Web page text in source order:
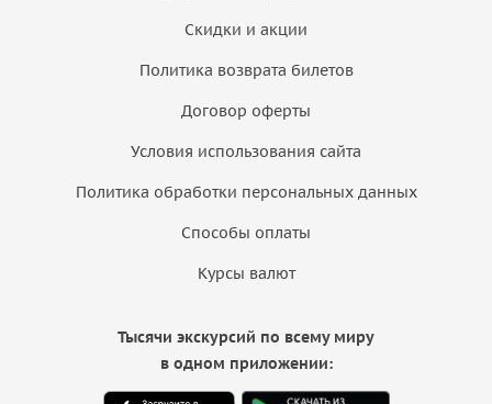
Скидки и акции
Политика возврата билетов
Договор оферты
Условия использования сайта
Политика обработки персональных данных
Способы оплаты
Курсы валют
Тысячи экскурсий по всему миру
в одном приложении: